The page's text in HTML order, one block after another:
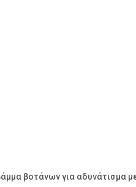
βοτάνων για αδυνάτισμα